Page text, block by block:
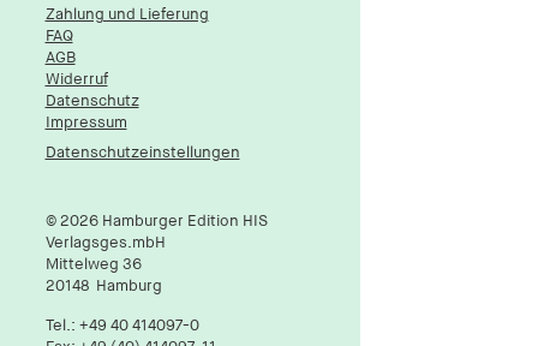
Zahlung und Lieferung
FAQ
AGB
Widerruf
Datenschutz
Impressum
Datenschutzeinstellungen
© 2026 Hamburger Edition HIS
Verlagsges.mbH
Mittelweg 36
20148
Hamburg
Tel.: +49 40 414097-0
hamburger-edition.de
Sitzung
fonts_loaded
fonts_loaded
Anbieter:
hamburger-edition.de
Cookie Laufzeit:
7 Tage